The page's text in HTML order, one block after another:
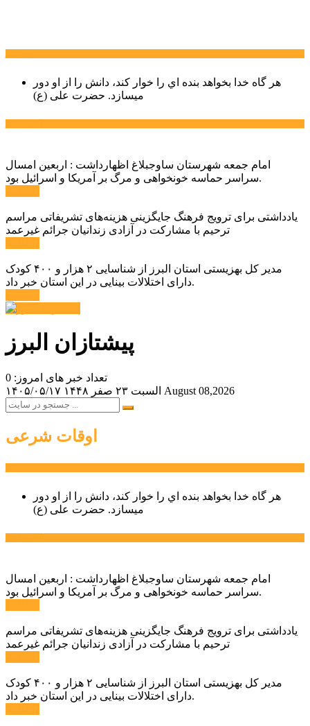
هر گاه خدا بخواهد بنده اي را خوار كند، دانش را از او دور
میسازد. حضرت علی (ع)
امام جمعه شهرستان ساوجبلاغ اظهارداشت : اربعین امسال
سراسر حماسه خونخواهی و مرگ بر آمریکا و اسرائیل بود.
یادداشتی برای ترویج فرهنگ جایگزینی هزینه‌های تشریفاتی مراسم
ترحیم با مشارکت در آزادی زندانیان جرائم غیرعمد
مدیر کل بهزیستی استان البرز از شناسایی ۲ هزار و ۴۰۰ کودک
دارای اختلالات بینایی در این استان خبر داد.
پیشتازان البرز
تعداد خبر های امروز: 0
۱۴۰۵/۰۵/۱۷
السبت ۲۳ صفر ۱۴۴۸ August 08,2026
اوقات شرعی
هر گاه خدا بخواهد بنده اي را خوار كند، دانش را از او دور
میسازد. حضرت علی (ع)
امام جمعه شهرستان ساوجبلاغ اظهارداشت : اربعین امسال
سراسر حماسه خونخواهی و مرگ بر آمریکا و اسرائیل بود.
یادداشتی برای ترویج فرهنگ جایگزینی هزینه‌های تشریفاتی مراسم
ترحیم با مشارکت در آزادی زندانیان جرائم غیرعمد
مدیر کل بهزیستی استان البرز از شناسایی ۲ هزار و ۴۰۰ کودک
دارای اختلالات بینایی در این استان خبر داد.